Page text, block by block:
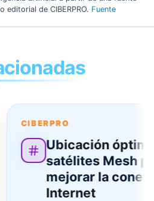
de CIBERPRO. Fuente
CIBERPRO
Ubicación óptima
satélites Mesh para
mejorar la
Internet